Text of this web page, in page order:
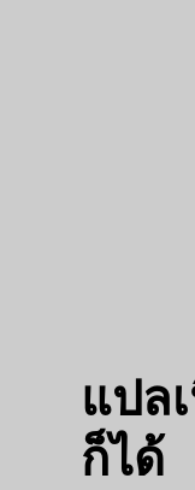
แปล
ก็ได้